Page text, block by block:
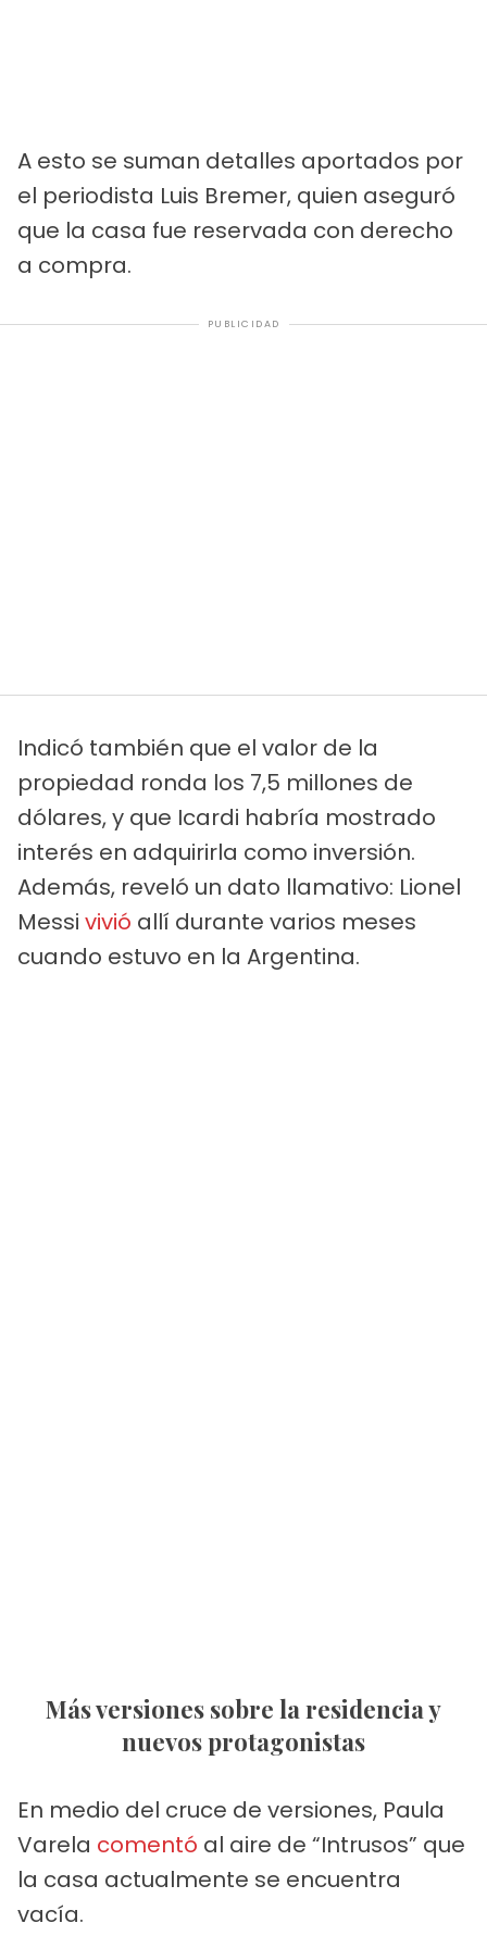
A esto se suman detalles aportados por
el periodista Luis Bremer, quien aseguró
que la casa fue reservada con derecho
a compra.
PUBLICIDAD
Indicó también que el valor de la
propiedad ronda los 7,5 millones de
dólares, y que Icardi habría mostrado
interés en adquirirla como inversión.
Además, reveló un dato llamativo: Lionel
Messi vivió allí durante varios meses
cuando estuvo en la Argentina.
Más versiones sobre la residencia y
nuevos protagonistas
En medio del cruce de versiones, Paula
Varela comentó al aire de “Intrusos” que
la casa actualmente se encuentra
vacía.